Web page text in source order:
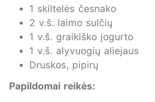
1 skiltelės česnako
2 v.š. laimo sulčių
1 v.š. graikiško jogurto
1 v.š. alyvuogių aliejaus
Druskos, pipirų
Papildomai reikės: